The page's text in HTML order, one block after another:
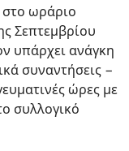
στο ωράριο
Σεπτεμβρίου
υπάρχει ανάγκη
συναντήσεις −
ώρες με
συλλογικό